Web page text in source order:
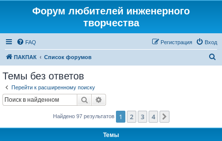
Форум любителей инженерного
творчества
FAQ Вход
Регистрация
ПАКПАК Список форумов
Темы без ответов
Перейти к расширенному поиску
Поиск
Найдено 97 результатов 1 2 3 4
Темы